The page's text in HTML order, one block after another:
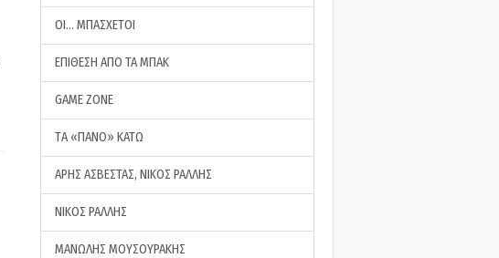
ΟΙ… ΜΠΑΣΧΕΤΟΙ
ΕΠΙΘΕΣΗ ΑΠΟ ΤΑ ΜΠΑΚ
GAME ZONE
ΤA «ΠΑΝΟ» ΚΑΤΩ
ΑΡΗΣ ΑΣΒΕΣΤΑΣ, ΝΙΚΟΣ ΡΑΛΛΗΣ
ΝΙΚΟΣ ΡΑΛΛΗΣ
ΜΑΝΩΛΗΣ ΜΟΥΣΟΥΡΑΚΗΣ